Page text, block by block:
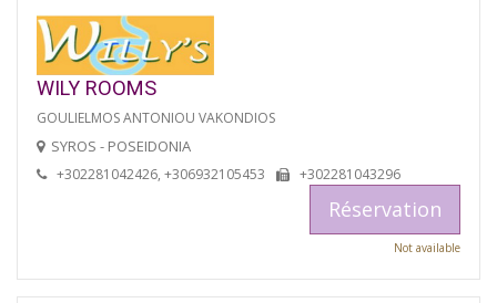
WILY ROOMS
GOULIELMOS ANTONIOU VAKONDIOS
SYROS - POSEIDONIA
+302281042426, +306932105453 +302281043296
Réservation
Not available